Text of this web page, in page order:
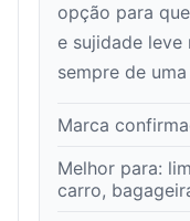
opção para
e sujidade
sempre de
Marca
Melhor para:
carro,